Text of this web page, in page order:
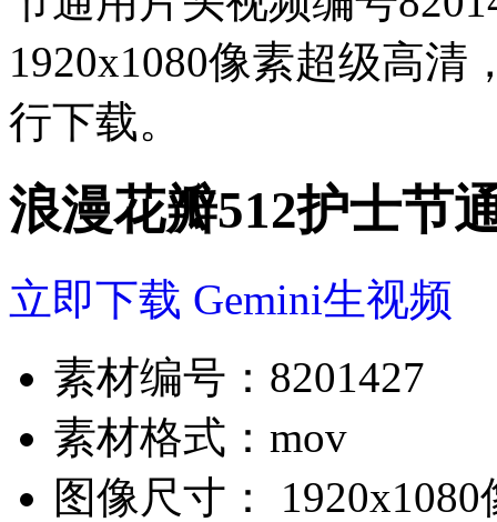
1920x1080像素超级高清
行下载。
浪漫花瓣512护士节
立即下载 Gemini生视频
素材编号： 8201427
素材格式： mov
图像尺寸：